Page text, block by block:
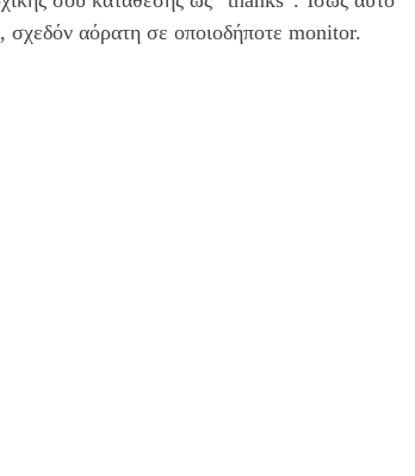
σχεδόν αόρατη σε οποιοδήποτε monitor.